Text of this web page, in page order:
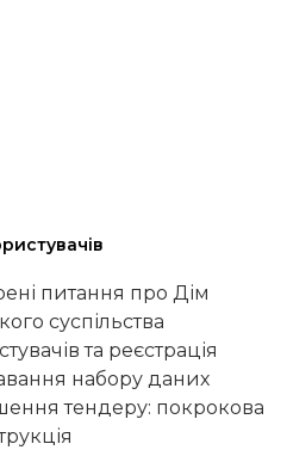
питання про Дім
суспільства
та реєстрація
набору даних
тендеру: покрокова